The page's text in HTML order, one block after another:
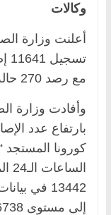
وكالات
أعلنت وزارة
مع رصد 270 حالة وفاة ناجمة عن المرض.
وأفادت وزارة
بارتفاع عدد
13442 في
إلى مستوى 2636738.